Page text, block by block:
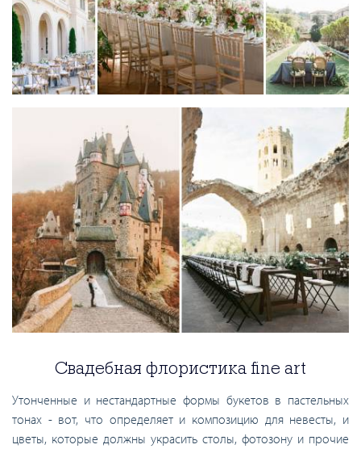
Свадебная флористика fine art
Утонченные и нестандартные формы букетов в пастельных
тонах - вот, что определяет и композицию для невесты, и
цветы, которые должны украсить столы, фотозону и прочие